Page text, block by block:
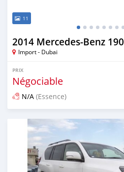
11
2014 Mercedes-Benz 190
Import - Dubai
PRIX
Négociable
N/A (Essence)
Publié il y a environ 7 ans